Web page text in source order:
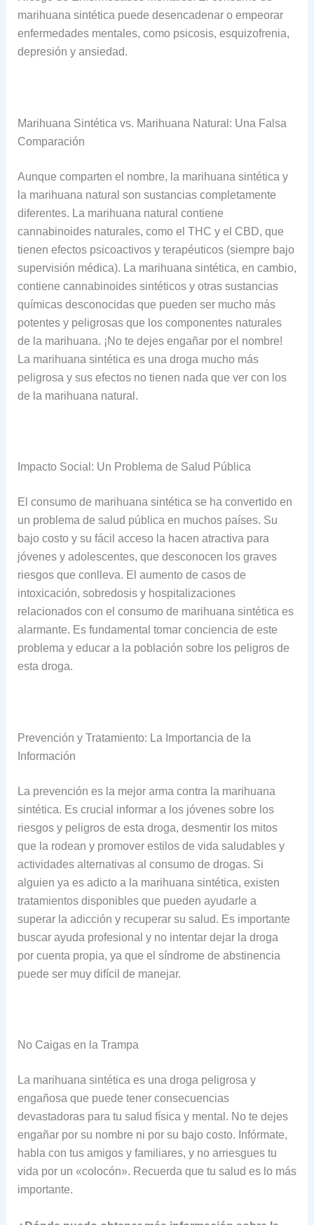
marihuana sintética puede desencadenar o empeorar
enfermedades mentales, como psicosis, esquizofrenia,
depresión y ansiedad.
Marihuana Sintética vs. Marihuana Natural: Una Falsa
Comparación
Aunque comparten el nombre, la marihuana sintética y
la marihuana natural son sustancias completamente
diferentes. La marihuana natural contiene
cannabinoides naturales, como el THC y el CBD, que
tienen efectos psicoactivos y terapéuticos (siempre bajo
supervisión médica). La marihuana sintética, en cambio,
contiene cannabinoides sintéticos y otras sustancias
químicas desconocidas que pueden ser mucho más
potentes y peligrosas que los componentes naturales
de la marihuana. ¡No te dejes engañar por el nombre!
La marihuana sintética es una droga mucho más
peligrosa y sus efectos no tienen nada que ver con los
de la marihuana natural.
Impacto Social: Un Problema de Salud Pública
El consumo de marihuana sintética se ha convertido en
un problema de salud pública en muchos países. Su
bajo costo y su fácil acceso la hacen atractiva para
jóvenes y adolescentes, que desconocen los graves
riesgos que conlleva. El aumento de casos de
intoxicación, sobredosis y hospitalizaciones
relacionados con el consumo de marihuana sintética es
alarmante. Es fundamental tomar conciencia de este
problema y educar a la población sobre los peligros de
esta droga.
Prevención y Tratamiento: La Importancia de la
Información
La prevención es la mejor arma contra la marihuana
sintética. Es crucial informar a los jóvenes sobre los
riesgos y peligros de esta droga, desmentir los mitos
que la rodean y promover estilos de vida saludables y
actividades alternativas al consumo de drogas. Si
alguien ya es adicto a la marihuana sintética, existen
tratamientos disponibles que pueden ayudarle a
superar la adicción y recuperar su salud. Es importante
buscar ayuda profesional y no intentar dejar la droga
por cuenta propia, ya que el síndrome de abstinencia
puede ser muy difícil de manejar.
No Caigas en la Trampa
La marihuana sintética es una droga peligrosa y
engañosa que puede tener consecuencias
devastadoras para tu salud física y mental. No te dejes
engañar por su nombre ni por su bajo costo. Infórmate,
habla con tus amigos y familiares, y no arriesgues tu
vida por un «colocón». Recuerda que tu salud es lo más
importante.